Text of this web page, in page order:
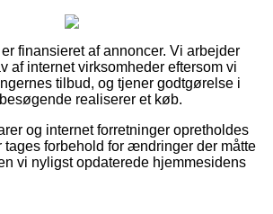
finansieret af annoncer. Vi arbejder
af internet virksomheder eftersom vi
tilbud, og tjener godtgørelse i
realiserer et køb.
og internet forretninger opretholdes
tages forbehold for ændringer der måtte
vi nyligst opdaterede hjemmesidens